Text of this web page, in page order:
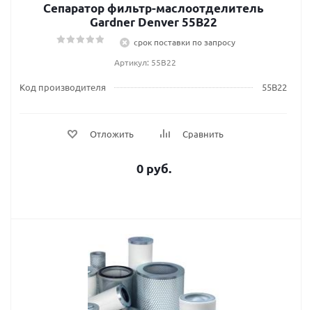
Сепаратор фильтр-маслоотделитель
Gardner Denver 55B22
срок поставки по запросу
Артикул: 55B22
Код производителя 55B22
Отложить Сравнить
0 руб.